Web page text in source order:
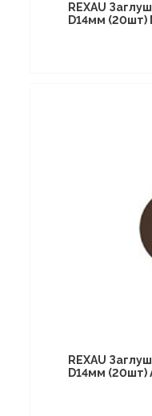
REXAU
D14мм (20шт)
REXAU
D14мм (20шт)